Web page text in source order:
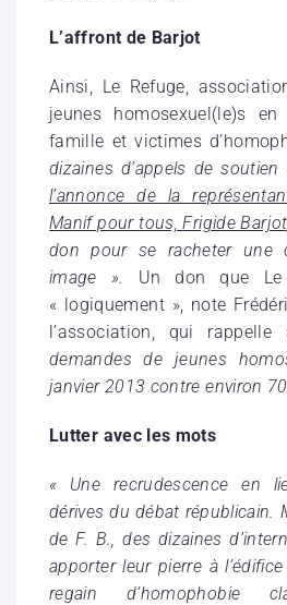
L’affront de Barjot
Ainsi, Le Refuge,
jeunes homosexuel(le)s
famille et victimes
dizaines d’appels de soutien
l’annonce de la
Manif pour tous, Frigide Barjot
don pour se racheter une
image ». Un don que
« logiquement », note
l’association, qui rappelle
demandes de jeunes
janvier 2013 contre environ
Lutter avec les mots
« Une recrudescence en
dérives du débat républicain.
de F. B., des dizaines
apporter leur pierre à
regain d’homophobie